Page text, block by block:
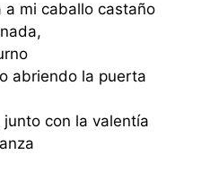
a mi caballo castaño
abriendo la puerta
con la valentía